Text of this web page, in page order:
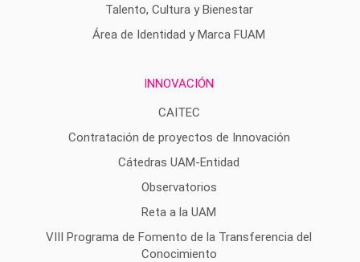
Talento, Cultura y Bienestar
Área de Identidad y Marca FUAM
INNOVACIÓN
CAITEC
Contratación de proyectos de Innovación
Cátedras UAM-Entidad
Observatorios
Reta a la UAM
VIII Programa de Fomento de la Transferencia del
Conocimiento